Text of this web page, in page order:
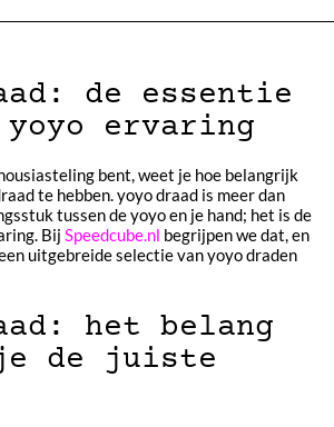
de essentie
ervaring
bent, weet je hoe belangrijk
te hebben. yoyo draad is meer dan
tussen de yoyo en je hand; het is de
Bij Speedcube.nl begrijpen we dat, en
uitgebreide selectie van yoyo draden
het belang
de juiste